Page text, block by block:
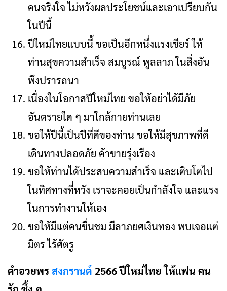
คนจริงใจ ไม่หวังผลประโยชน์และเอาเปรียบกัน
ในปีนี้
ปีใหม่ไทยแบบนี้ ขอเป็นอีกหนึ่งแรงเชียร์ ให้
ท่านสุขความสำเร็จ สมบูรณ์ พูลลาภ ในสิ่งอัน
พึงปรารถนา
เนื่องในโอกาสปีใหม่ไทย ขอให้อย่าได้มีภัย
อันตรายใด ๆ มาใกล้กายท่านเลย
ขอให้ปีนี้เป็นปีที่ดีของท่าน ขอให้มีสุขภาพที่ดี
เดินทางปลอดภัย ค้าขายรุ่งเรือง
ขอให้ท่านได้ประสบความสำเร็จ และเติบโตไป
ในทิศทางที่หวัง เราจะคอยเป็นกำลังใจ และแรง
ในการทำงานให้เอง
ขอให้มีแต่คนชื่นชม มีลาภยศเงินทอง พบเจอแต่
มิตร ไร้ศัตรู
คําอวยพรสงกรานต์ 2566 ปีใหม่ไทย ให้แฟน คน